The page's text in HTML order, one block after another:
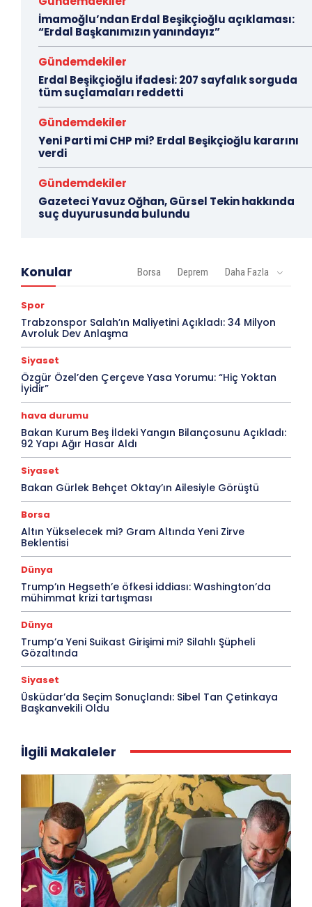
İmamoğlu’ndan Erdal Beşikçioğlu açıklaması:
“Erdal Başkanımızın yanındayız”
Gündemdekiler
Erdal Beşikçioğlu ifadesi: 207 sayfalık sorguda
tüm suçlamaları reddetti
Gündemdekiler
Yeni Parti mi CHP mi? Erdal Beşikçioğlu kararını
verdi
Gündemdekiler
Gazeteci Yavuz Oğhan, Gürsel Tekin hakkında
suç duyurusunda bulundu
Konular Borsa Deprem Daha Fazla
Spor
Trabzonspor Salah’ın Maliyetini Açıkladı: 34 Milyon
Avroluk Dev Anlaşma
Siyaset
Özgür Özel’den Çerçeve Yasa Yorumu: “Hiç Yoktan
İyidir”
hava durumu
Bakan Kurum Beş İldeki Yangın Bilançosunu Açıkladı:
92 Yapı Ağır Hasar Aldı
Siyaset
Bakan Gürlek Behçet Oktay’ın Ailesiyle Görüştü
Borsa
Altın Yükselecek mi? Gram Altında Yeni Zirve
Beklentisi
Dünya
Trump’ın Hegseth’e öfkesi iddiası: Washington’da
mühimmat krizi tartışması
Dünya
Trump’a Yeni Suikast Girişimi mi? Silahlı Şüpheli
Gözaltında
Siyaset
Üsküdar’da Seçim Sonuçlandı: Sibel Tan Çetinkaya
Başkanvekili Oldu
İlgili Makaleler